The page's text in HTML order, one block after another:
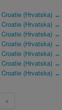
Croatie (Hrvatska)
(Hrvatska)
(Hrvatska)
Croatie (Hrvatska)
(Hrvatska)
(Hrvatska) ↔
(Hrvatska) ↔
»